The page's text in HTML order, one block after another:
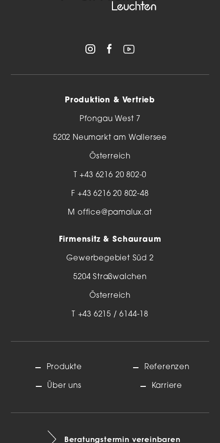
Produktion & Vertrieb
Pfongau West 7
5202 Neumarkt am Wallersee
Österreich
T+43 6216 20 802-0
F +43 6216 20 802-48
M office@pamalux.at
Firmensitz & Schauraum
Gewerbegebiet Süd 2
5204 Straßwalchen
Österreich
T +43 6215 / 6144-18
Produkte
Über uns
Referenzen
Karriere
Beratungstermin vereinbaren